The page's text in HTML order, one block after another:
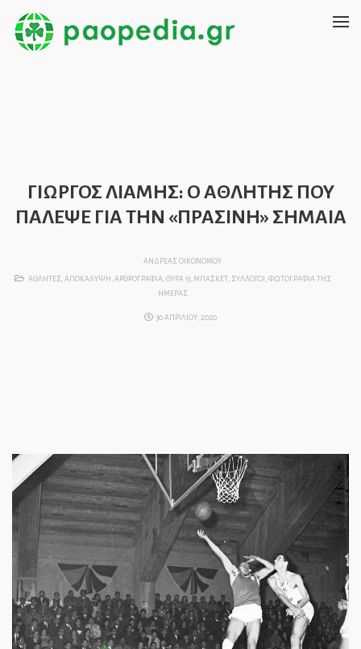
ΓΙΩΡΓΟΣ ΛΙΑΜΗΣ: Ο ΑΘΛΗΤΗΣ ΠΟΥ
ΠΑΛΕΨΕ ΓΙΑ ΤΗΝ «ΠΡΑΣΙΝΗ» ΣΗΜΑΙΑ
ΑΝΔΡΕΑΣ ΟΙΚΟΝΟΜΟΥ
ΑΘΛΗΤΕΣ, ΑΠΟΚΑΛΥΨΗ , ΑΡΘΡΟΓΡΑΦΙΑ, ΘΥΡΑ 13, ΜΠΑΣΚΕΤ, ΣΥΛΛΟΓΟΙ , ΦΩΤΟΓΡΑΦΙΑ ΤΗΣ
ΗΜΕΡΑΣ
30 ΑΠΡΙΛΙΟΥ, 2020